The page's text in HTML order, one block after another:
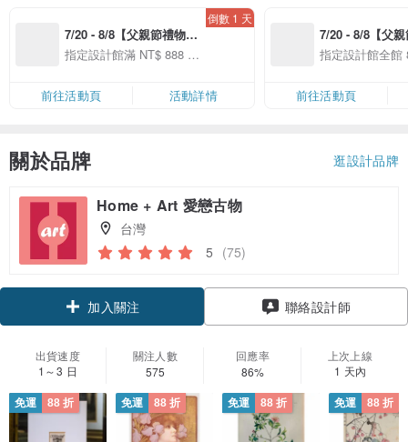
7/20 - 8/8【父親節禮物提
案】精選品牌全館滿 NT
指定設計館滿 NT$ 888 享
倒數 1 天
前往活動頁 活動詳情
7/20 - 8/8【父
案】精選品牌全
指定設計館全館
前往活動頁
關於品牌 逛設計品牌
Home + Art 愛戀古物
台灣
5 (75)
加入關注 聯絡設計師
出貨速度
1～3 日
關注人數
575
回應率
86%
上次上線
1 天內
免運 88 折 免運 88 折 免運 88 折 免運 88 折